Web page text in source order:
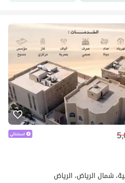
شمال الرياض، الرياض